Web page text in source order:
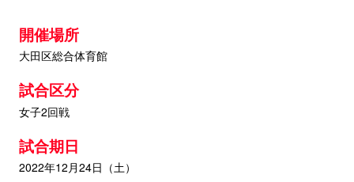
開催場所
大田区総合体育館
試合区分
女子2回戦
試合期日
2022年12月24日（土）